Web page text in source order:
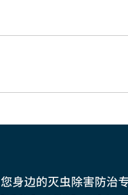
您身边的灭虫除害防治